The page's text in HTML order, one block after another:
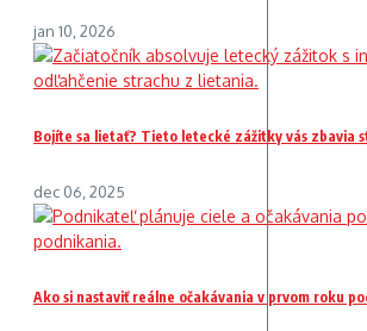
jan 10, 2026
Bojíte sa lietať? Tieto letecké zážitky vás zbavia
dec 06, 2025
Ako si nastaviť reálne očakávania v prvom roku